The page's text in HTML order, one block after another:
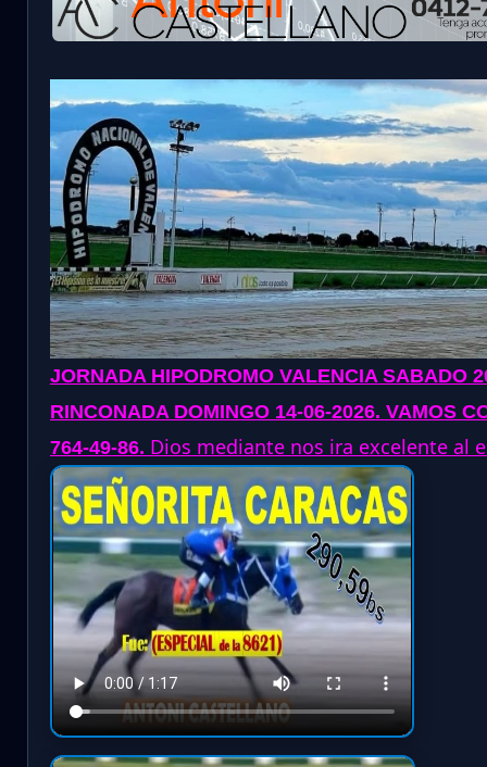
JORNADA HIPODROMO VALENCIA SABADO
RINCONADA DOMINGO 14-06-2026. VAMOS
764-49-86. Dios mediante nos ira excelente al